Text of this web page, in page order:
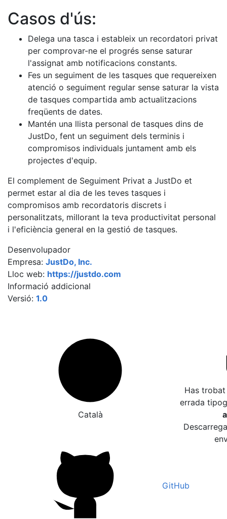
Casos d'ús:
Delega una tasca i estableix un recordatori privat
per comprovar-ne el progrés sense saturar
l'assignat amb notificacions constants.
Fes un seguiment de les tasques que requereixen
atenció o seguiment regular sense saturar la vista
de tasques compartida amb actualitzacions
freqüents de dates.
Mantén una llista personal de tasques dins de
JustDo, fent un seguiment dels terminis i
compromisos individuals juntament amb els
projectes d'equip.
El complement de Seguiment Privat a JustDo et
permet estar al dia de les teves tasques i
compromisos amb recordatoris discrets i
personalitzats, millorant la teva productivitat personal
i l'eficiència general en la gestió de tasques.
Desenvolupador
Empresa: JustDo, Inc.
Lloc web: https://justdo.com
Informació addicional
Versió: 1.0
Català
Has
errada
GitHub